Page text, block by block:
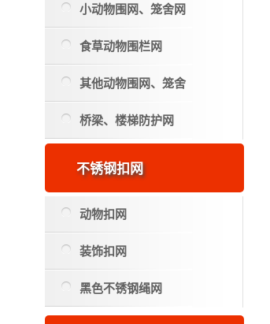
小动物围网、笼舍网
食草动物围栏网
其他动物围网、笼舍
桥梁、楼梯防护网
不锈钢扣网
动物扣网
装饰扣网
黑色不锈钢绳网